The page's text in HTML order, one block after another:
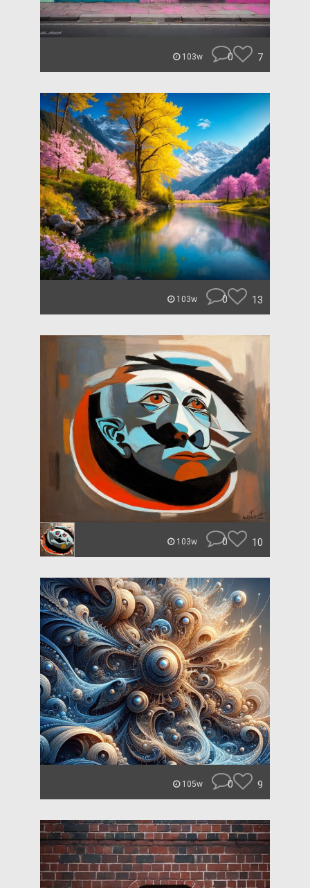
103w 0 7
103w 0 13
103w 0 10
105w 0 9